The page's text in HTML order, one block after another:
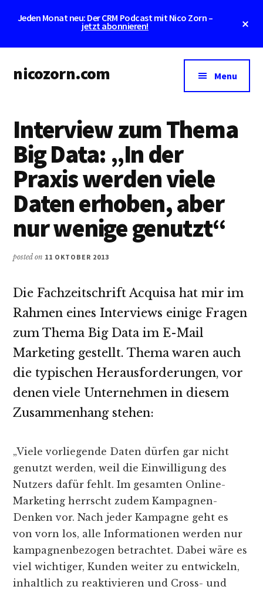
content
sidebar
Jeden Monat neu: Der CRM Podcast mit Nico Zorn –
jetzt abonnieren!
menu
nicozorn.com
E-
Mail-
Marketing
seit
1999
Menu
Interview zum Thema
Big Data: „In der
Praxis werden viele
Daten erhoben, aber
nur wenige genutzt“
posted on 11 OKTOBER 2013
Die Fachzeitschrift Acquisa hat mir im
Rahmen eines Interviews einige Fragen
zum Thema Big Data im E-Mail
Marketing gestellt. Thema waren auch
die typischen Herausforderungen, vor
denen viele Unternehmen in diesem
Zusammenhang stehen:
„Viele vorliegende Daten dürfen gar nicht
genutzt werden, weil die Einwilligung des
Nutzers dafür fehlt. Im gesamten Online-
Marketing herrscht zudem Kampagnen-
Denken vor. Nach jeder Kampagne geht es
von vorn los, alle Informationen werden nur
kampagnenbezogen betrachtet. Dabei wäre es
viel wichtiger, Kunden weiter zu entwickeln,
inhaltlich zu reaktivieren und Cross- und